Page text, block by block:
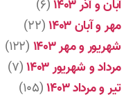
آبان و آذر ۱۴۰۳
(۶)
مهر و آبان ۱۴۰۳
(۲۲)
شهریور و مهر ۱۴۰۳
(۱۲۲)
مرداد و شهریور ۱۴۰۳
(۷)
تیر و مرداد ۱۴۰۳
(۱۰۵)